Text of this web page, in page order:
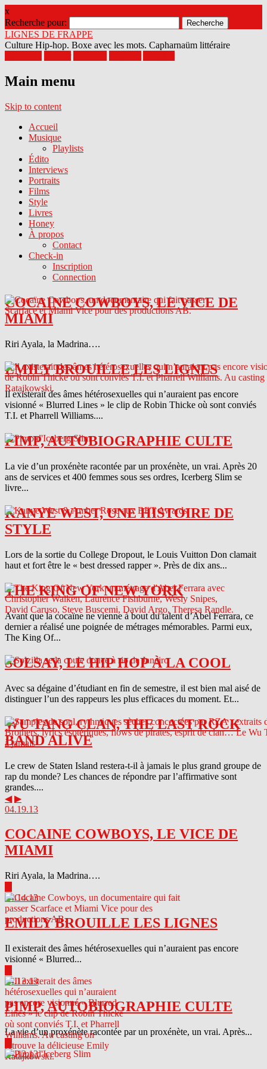
x
Recherche pour:
LIGNES DE FRAPPE
Culture Hip-hop. Boxe avec les mots. Capharnaüm littéraire
Main menu
Skip to content
Accueil
Musique
Playlists
Édito
Interviews
Portraits
Films
Style
Livres
Honey
À propos
Contact
Check-in
Inscription
Connection
COCAINE COWBOYS, LE VICE DE
MIAMI
Riri Ayala, la Madrina….
EMILY BROUILLE LES LIGNES
Il existerait des âmes hétérosexuelles qui n’auraient pas encore
visionné « Blurred Lines » le clip de Robin Thicke où sont conviés
T.I. et Pharrell Williams....
PIMP, AUTOBIOGRAPHIE CULTE
La vie d’un proxénète racontée par un proxénète, un vrai. Après 20
ans de services et 400 femmes sous ses ordres, Icerberg Slim se
livre...
KANYE WEST, UNE HISTOIRE DE
STYLE
Lors de la sortie du College Dropout, le Louis Vuitton Don clamait
haut et fort être le « best dressed rapper ». Près de dix ans...
THE KING OF NEW YORK
Avant que la cocaïne ne vienne à bout du talent d’Abel Ferrara, ce
dernier a réalisé une poignée de métrages mémorables. Parmi eux,
The King Of...
SOLSAY, LE HIP HOP À LA COOL
Avec sa dégaine d’étudiant en fin de semestre, il est bien mal aisé de
distinguer l’un des rappeurs les plus efficaces du moment. Et...
WU TANG CLAN, THE LAST ROCK
BAND ALIVE
Le crew de Staten Island restera-t-il à jamais le plus grand groupe de
rap du monde? Les chances de répondre par l’affirmative sont
grandes....
◀ ▶
04.19.13
COCAINE COWBOYS, LE VICE DE
MIAMI
Riri Ayala, la Madrina….
04.14.13
EMILY BROUILLE LES LIGNES
Il existerait des âmes hétérosexuelles qui n’auraient pas encore
visionné « Blurred...
04.13.13
PIMP, AUTOBIOGRAPHIE CULTE
La vie d’un proxénète racontée par un proxénète, un vrai. Après...
04.12.13